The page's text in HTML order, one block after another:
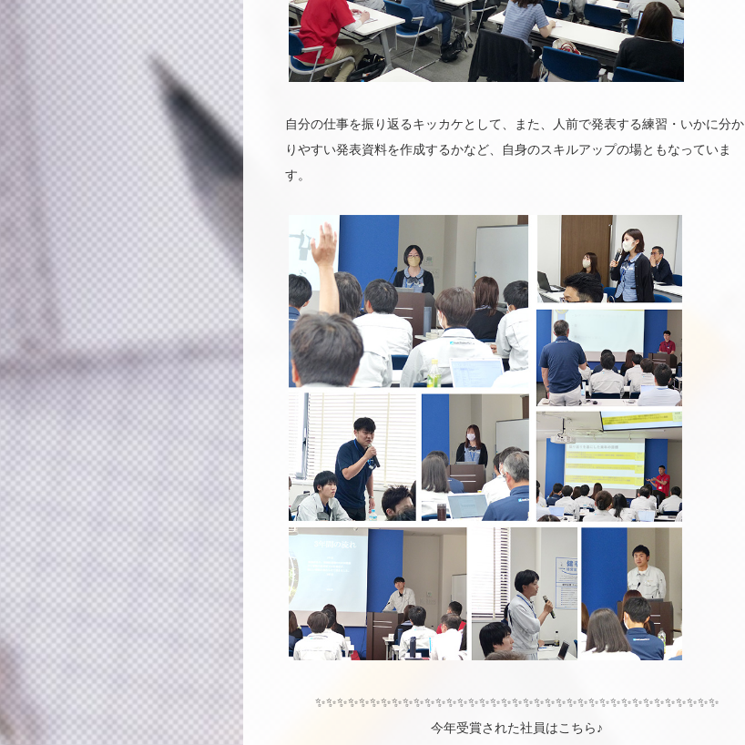
自分の仕事を振り返るキッカケとして、また、人前で発表する練習・いかに分か
りやすい発表資料を作成するかなど、自身のスキルアップの場ともなっていま
す。
✨✨✨✨✨✨✨✨✨✨✨✨✨✨✨✨✨✨✨✨✨✨✨✨✨✨✨✨✨✨✨✨✨✨✨✨✨
今年受賞された社員はこちら♪